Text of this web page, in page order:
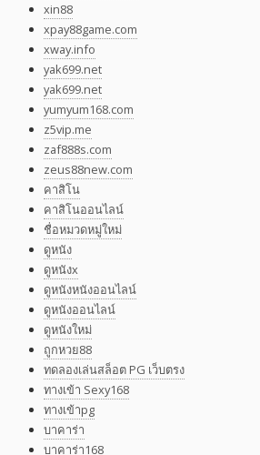
xin88
xpay88game.com
xway.info
yak699.net
yak699.net
yumyum168.com
z5vip.me
zaf888s.com
zeus88new.com
คาสิโน
คาสิโนออนไลน์
ชื่อหมวดหมู่ใหม่
ดูหนัง
ดูหนังx
ดูหนังหนังออนไลน์
ดูหนังออนไลน์
ดูหนังใหม่
ถูกหวย88
ทดลองเล่นสล็อต PG เว็บตรง
ทางเข้า Sexy168
ทางเข้าpg
บาคาร่า
บาคาร่า168